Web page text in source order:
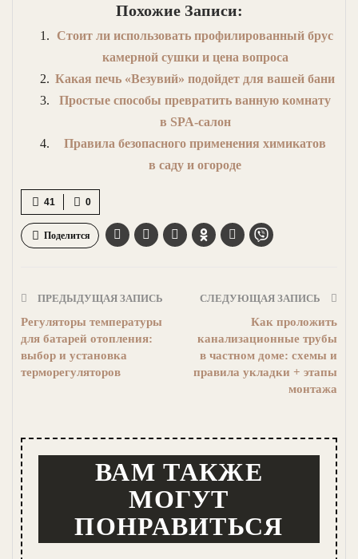
Похожие Записи:
Стоит ли использовать профилированный брус
камерной сушки и цена вопроса
Какая печь «Везувий» подойдет для вашей бани
Простые способы превратить ванную комнату
в SPA-салон
Правила безопасного применения химикатов
в саду и огороде
0
41
Поделится
ПРЕДЫДУЩАЯ ЗАПИСЬ
Регуляторы температуры
для батарей отопления:
выбор и установка
терморегуляторов
СЛЕДУЮЩАЯ ЗАПИСЬ
Как проложить
канализационные трубы
в частном доме: схемы и
правила укладки + этапы
монтажа
ВАМ ТАКЖЕ
МОГУТ
ПОНРАВИТЬСЯ